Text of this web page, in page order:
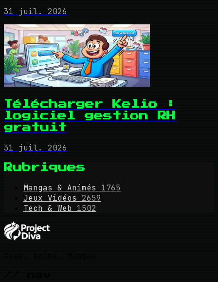
31 juil. 2026
Télécharger Kelio :
logiciel gestion RH
gratuit
31 juil. 2026
Rubriques
Mangas & Animés
1765
Jeux Vidéos
2659
Tech & Web 1502